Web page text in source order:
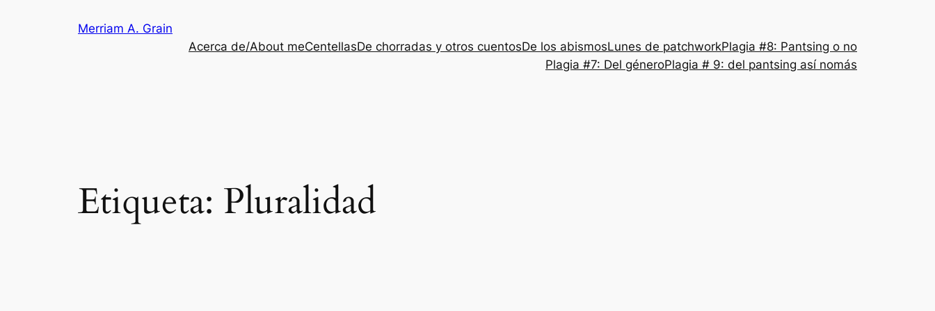
Merriam A. Grain
Acerca de/About meCentellasDe chorradas y otros cuentosDe los abismosLunes de patchworkPlagia #8: Pantsing o no
Plagia #7: Del géneroPlagia # 9: del pantsing así nomás
Etiqueta: Pluralidad